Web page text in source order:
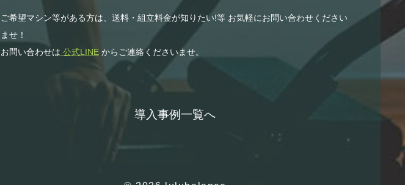
ご希望マシン等がある方は、送料・組立料金が知りたい!等 お気軽にお問い合わせください
ませ！
お問い合わせは 公式LINEからご連絡くださいませ。
導入事例一覧へ